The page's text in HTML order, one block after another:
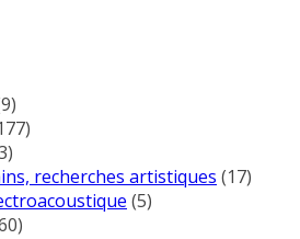
recherches artistiques (17)
(5)